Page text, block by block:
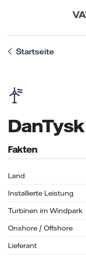
Startseite
DanTysk
Fakten
Land
Installierte Leistung
Turbinen im Windpark
Onshore / Offshore
Lieferant